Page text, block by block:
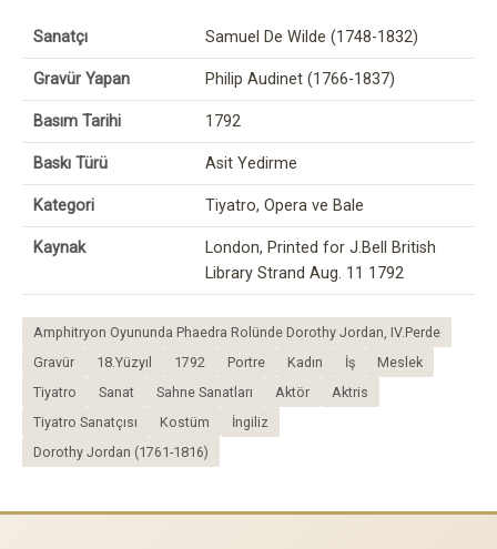
Sanatçı Samuel De Wilde (1748-1832)
Gravür Yapan Philip Audinet (1766-1837)
Basım Tarihi 1792
Baskı Türü Asit Yedirme
Kategori Tiyatro, Opera ve Bale
Kaynak
London, Printed for J.Bell British
Library Strand Aug. 11 1792
Amphitryon Oyununda Phaedra Rolünde Dorothy Jordan, IV.Perde
Gravür
18.Yüzyıl 1792 Portre Kadın İş
Meslek
Tiyatro
Sanat Sahne Sanatları Aktör
Aktris
Tiyatro Sanatçısı
Kostüm
İngiliz
Dorothy Jordan (1761-1816)